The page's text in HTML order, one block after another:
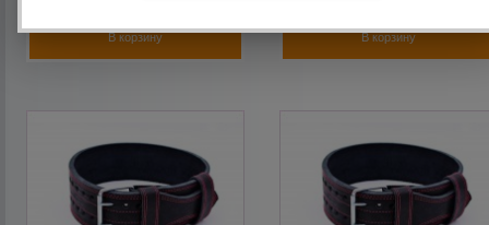
В корзину В корзину